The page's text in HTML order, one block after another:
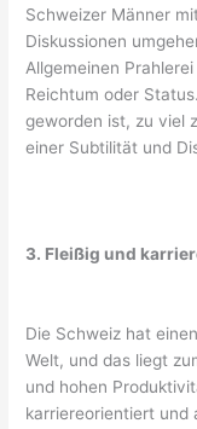
Schweizer Männer
Diskussionen
Allgemeinen
Reichtum oder
geworden ist, zu viel
einer Subtilität und
3. Fleißig und
Die Schweiz hat
Welt, und das liegt
und hohen
karriereorientiert und